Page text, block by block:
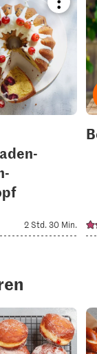
recipe
your
2 Std. 30 Min.